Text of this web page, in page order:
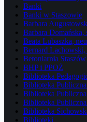
Banki
Banki w Staszowie
Barbara
Barbara Domańska,
Beata Lubaszka,
Bernard Lachowski,
Betoniarnia
BHP i PPOŻ
Biblioteka
Biblioteka
Biblioteka Publiczna
Biblioteka
Biblioteka
Biblioteki